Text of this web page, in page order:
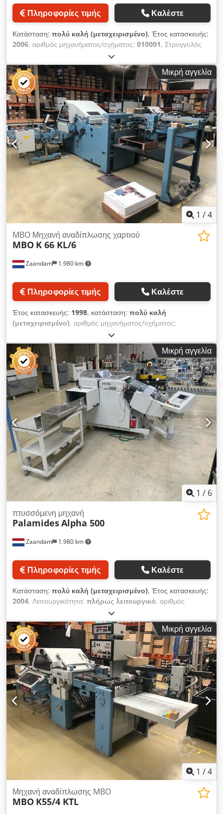
Πληροφορίες τιμής Καλέστε
Κατάσταση: πολύ καλή (μεταχειρισμένο), Έτος κατασκευής:
2006, αριθμός μηχανήματος/οχήματος: 010001, Στρογγυλός
τροφοδότης μοντέλο RFU-74, σταυρωτή διπλωτική AFC-
744AKT, μηχανή 32 σελίδων, στάνταρ εξαρτήματα εργαλείων
βιβλίων. Dodpeykrvwofx Aafeck
Μικρή αγγελία
1 /4
Zaandam 1.980 km
MBO Μηχανή αναδίπλωσης χαρτιού
MBO K 66 KL/6
Πληροφορίες τιμής Καλέστε
Έτος κατασκευής: 1998, κατάσταση: πολύ καλή
(μεταχειρισμένο), αριθμός μηχανήματος/οχήματος:
, Τροφοδότης παλετών, Vaculift, Vacubelt, αντλία
DV, MBO MPC Control, ASP 66 παράδοση πρέσας με ιμάντα
από βότσαλα Dcodehqhgqspfx Aafjk Αριθμός μηχανής:
66000102
Μικρή αγγελία
1 / 6
Zaandam 1.980 km
πτυσσόμενη μηχανή
PalamidesAlpha 500
Πληροφορίες τιμής Καλέστε
Κατάσταση: πολύ καλή (μεταχειρισμένο), Έτος κατασκευής:
2004, Λειτουργικότητα: πλήρως λειτουργικό, αριθμός
, Μέγεθος ελάχ. Μ 90 x Π 75
mm, μέγιστο Μ 330 x Π 160 mm, μέγιστο ύψος πέλους: 150
mm, Μέγιστος 1200 πάσσαλοι ανά ώρα Djdpfx
Aevmxtweafock Αρ. μηχανής: 1024
Μικρή αγγελία
1 /4
Μηχανή αναδίπλωσης MBO
MBO K55/4 KTL